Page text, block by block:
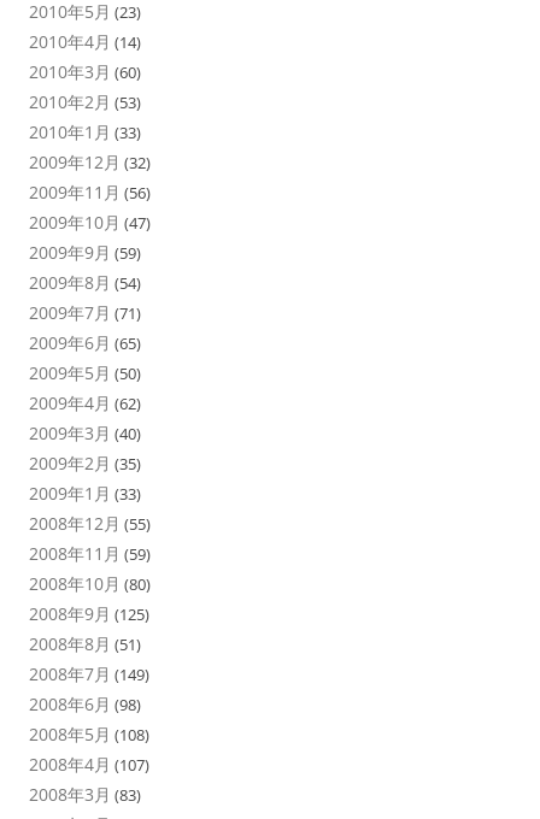
2010年5月 (23)
2010年4月 (14)
2010年3月 (60)
2010年2月 (53)
2010年1月 (33)
2009年12月 (32)
2009年11月 (56)
2009年10月 (47)
2009年9月 (59)
2009年8月 (54)
2009年7月 (71)
2009年6月 (65)
2009年5月 (50)
2009年4月 (62)
2009年3月 (40)
2009年2月 (35)
2009年1月 (33)
2008年12月 (55)
2008年11月 (59)
2008年10月 (80)
2008年9月 (125)
2008年8月 (51)
2008年7月 (149)
2008年6月 (98)
2008年5月 (108)
2008年4月 (107)
2008年3月 (83)